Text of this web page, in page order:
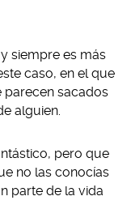
siempre es más
caso, en el que
sacados
alguien.
pero que
no las conocías
parte de la vida